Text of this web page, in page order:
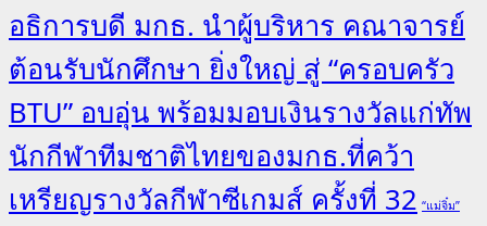
อธิการบดี มกธ. นำผู้บริหาร คณาจารย์
ต้อนรับนักศึกษา ยิ่งใหญ่ สู่ “ครอบครัว
BTU” อบอุ่น พร้อมมอบเงินรางวัลแก่ทัพ
นักกีฬาทีมชาติไทยของมกธ.ที่คว้า
เหรียญรางวัลกีฬาซีเกมส์ ครั้งที่ 32 “แม่จิ๋ม”